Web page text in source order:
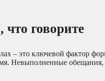
что говорите
– это ключевой фактор
Невыполненные